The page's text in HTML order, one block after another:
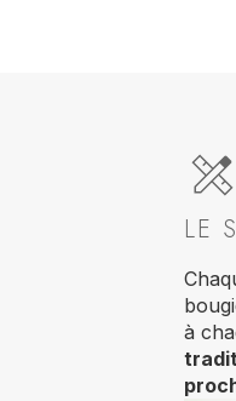
LE
à